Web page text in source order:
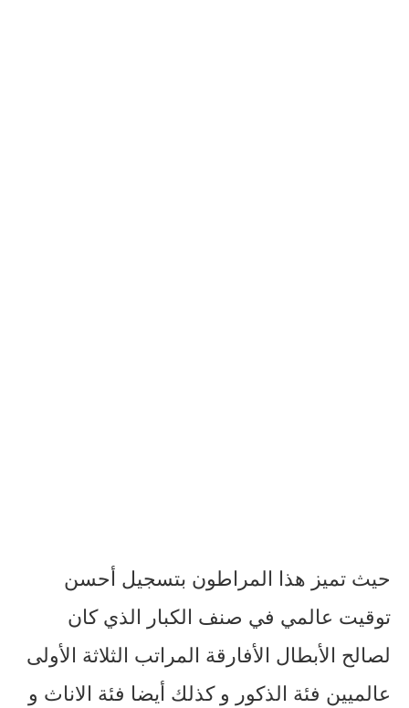
حيث تميز هذا المراطون بتسجيل أحسن
توقيت عالمي في صنف الكبار الذي كان
لصالح الأبطال الأفارقة المراتب الثلاثة الأولى
عالميين فئة الذكور و كذلك أيضا فئة الاناث و